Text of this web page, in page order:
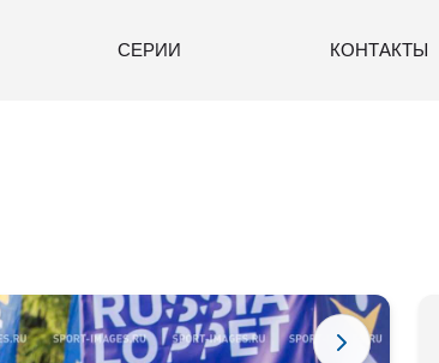
СЕРИИ КОНТАКТЫ